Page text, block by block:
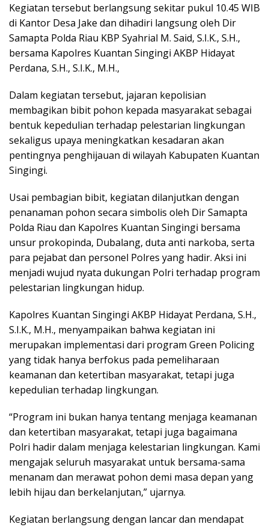
Kegiatan tersebut berlangsung sekitar pukul 10.45 WIB
di Kantor Desa Jake dan dihadiri langsung oleh Dir
Samapta Polda Riau KBP Syahrial M. Said, S.I.K., S.H.,
bersama Kapolres Kuantan Singingi AKBP Hidayat
Perdana, S.H., S.I.K., M.H.,
Dalam kegiatan tersebut, jajaran kepolisian
membagikan bibit pohon kepada masyarakat sebagai
bentuk kepedulian terhadap pelestarian lingkungan
sekaligus upaya meningkatkan kesadaran akan
pentingnya penghijauan di wilayah Kabupaten Kuantan
Singingi.
Usai pembagian bibit, kegiatan dilanjutkan dengan
penanaman pohon secara simbolis oleh Dir Samapta
Polda Riau dan Kapolres Kuantan Singingi bersama
unsur prokopinda, Dubalang, duta anti narkoba, serta
para pejabat dan personel Polres yang hadir. Aksi ini
menjadi wujud nyata dukungan Polri terhadap program
pelestarian lingkungan hidup.
Kapolres Kuantan Singingi AKBP Hidayat Perdana, S.H.,
S.I.K., M.H., menyampaikan bahwa kegiatan ini
merupakan implementasi dari program Green Policing
yang tidak hanya berfokus pada pemeliharaan
keamanan dan ketertiban masyarakat, tetapi juga
kepedulian terhadap lingkungan.
“Program ini bukan hanya tentang menjaga keamanan
dan ketertiban masyarakat, tetapi juga bagaimana
Polri hadir dalam menjaga kelestarian lingkungan. Kami
mengajak seluruh masyarakat untuk bersama-sama
menanam dan merawat pohon demi masa depan yang
lebih hijau dan berkelanjutan,” ujarnya.
Kegiatan berlangsung dengan lancar dan mendapat